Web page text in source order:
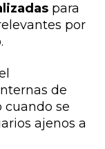
para
por
de
cuando se
ajenos a